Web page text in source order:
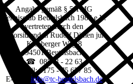
Angabe gemäß § 5 TMG
Tennisclub Beutelsbach 1988 e.V.
vertreten durch den
1. Vorsitzenden Rudolf Dimen jun.
Kleeberger Weg 8
94501 Beutelsbach
☎ 08543 - 22 63
Mobil: 0175 - 75 677 85
E-Mail: info@tc-beutelsbach.de